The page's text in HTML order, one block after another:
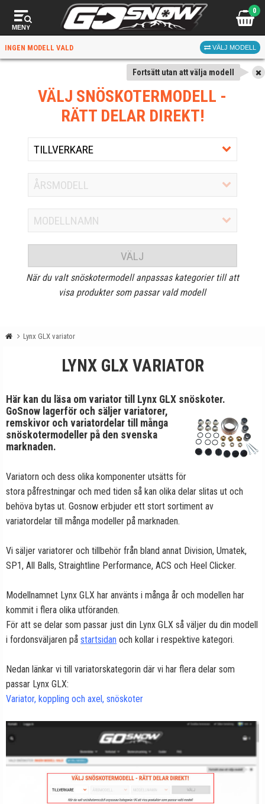
MENY
0
INGEN MODELL VALD VÄLJ MODELL
Fortsätt utan att välja modell
VÄLJ SNÖSKOTERMODELL -
RÄTT DELAR DIREKT!
VÄLJ
När du valt snöskotermodell anpassas kategorier till att
visa produkter som passar vald modell
Lynx GLX variator
LYNX GLX VARIATOR
Här kan du läsa om variator till Lynx GLX snöskoter.
GoSnow lagerför och säljer variatorer,
remskivor och variatordelar till många
snöskotermodeller på den svenska
marknaden.
Variatorn och dess olika komponenter utsätts för
stora påfrestningar och med tiden så kan olika delar slitas ut och
behöva bytas ut. Gosnow erbjuder ett stort sortiment av
variatordelar till många modeller på marknaden.
Vi säljer variatorer och tillbehör från bland annat Division, Umatek,
SP1, All Balls, Straightline Performance, ACS och Heel Clicker.
Modellnamnet Lynx GLX har använts i många år och modellen har
kommit i flera olika utföranden.
För att se delar som passar just din Lynx GLX så väljer du din modell
i fordonsväljaren på startsidan och kollar i respektive kategori.
Nedan länkar vi till variatorskategorin där vi har flera delar som
passar Lynx GLX:
Variator, koppling och axel, snöskoter